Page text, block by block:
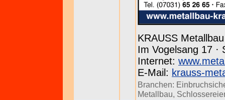
KRAUSS Metallbau
Im Vogelsang 17 ·
Internet:
E-Mail: krauss-
Branchen:
Metallbau,